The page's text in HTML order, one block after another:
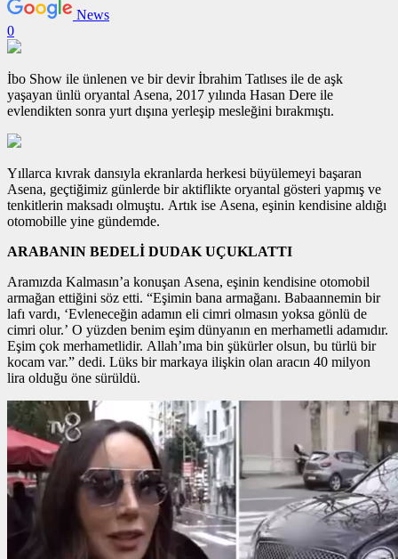
News
0
İbo Show ile ünlenen ve bir devir İbrahim Tatlıses ile de aşk
yaşayan ünlü oryantal Asena, 2017 yılında Hasan Dere ile
evlendikten sonra yurt dışına yerleşip mesleğini bırakmıştı.
Yıllarca kıvrak dansıyla ekranlarda herkesi büyülemeyi başaran
Asena, geçtiğimiz günlerde bir aktiflikte oryantal gösteri yapmış ve
tenkitlerin maksadı olmuştu. Artık ise Asena, eşinin kendisine aldığı
otomobille yine gündemde.
ARABANIN BEDELİ DUDAK UÇUKLATTI
Aramızda Kalmasın’a konuşan Asena, eşinin kendisine otomobil
armağan ettiğini söz etti. “Eşimin bana armağanı. Babaannemin bir
lafı vardı, ‘Evleneceğin adamın eli cimri olmasın yoksa gönlü de
cimri olur.’ O yüzden benim eşim dünyanın en merhametli adamıdır.
Eşim çok merhametlidir. Allah’ıma bin şükürler olsun, bu türlü bir
kocam var.” dedi. Lüks bir markaya ilişkin olan aracın 40 milyon
lira olduğu öne sürüldü.